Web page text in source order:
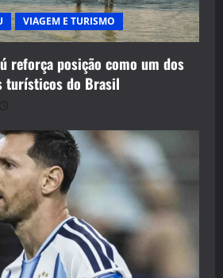
VIAGEM E TURISMO
reforça posição como um dos
turísticos do Brasil